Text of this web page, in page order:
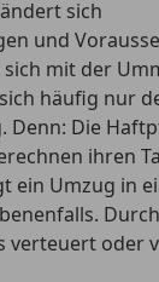
sich
und
sich mit der
häufig nur
Denn: Die
ihren
ein Umzug in
verteuert oder